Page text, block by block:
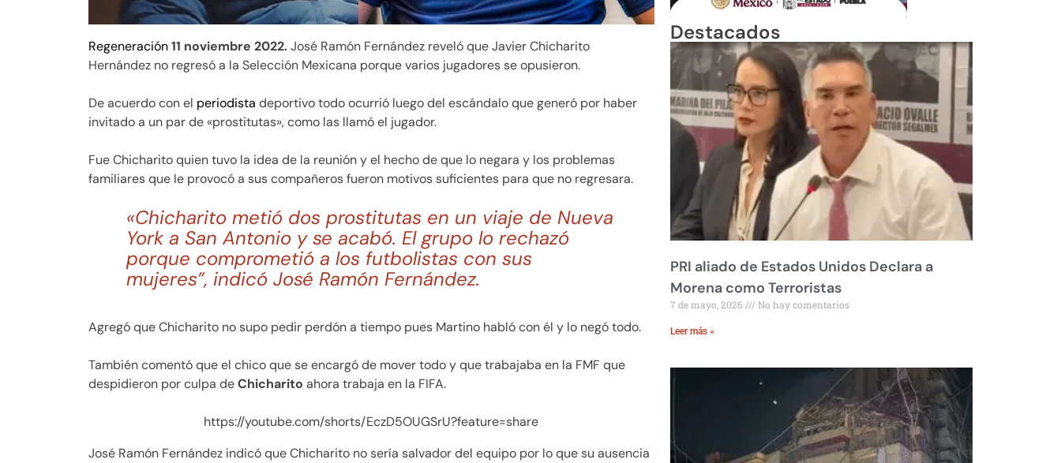
Regeneración11 noviembre 2022.José Ramón Fernández reveló que Javier Chicharito
Hernández no regresó a la Selección Mexicana porque varios jugadores se opusieron.
De acuerdo con el periodista deportivo todo ocurrió luego del escándalo que generó por haber
invitado a un par de «prostitutas», como las llamó el jugador.
Fue Chicharito quien tuvo la idea de la reunión y el hecho de que lo negara y los problemas
familiares que le provocó a sus compañeros fueron motivos suficientes para que no regresara.
«Chicharito metió dos prostitutas en un viaje de Nueva
York a San Antonio y se acabó. El grupo lo rechazó
porque comprometió a los futbolistas con sus
mujeres”, indicó José Ramón Fernández.
Agregó que Chicharito no supo pedir perdón a tiempo pues Martino habló con él y lo negó todo.
También comentó que el chico que se encargó de mover todo y que trabajaba en la FMF que
despidieron por culpa deChicharito ahora trabaja en la FIFA.
https://youtube.com/shorts/EczD5OUGSrU?feature=share
José Ramón Fernández indicó que Chicharito no sería salvador del equipo por lo que su ausencia
Destacados
PRI aliado de Estados Unidos Declara a
Morena como Terroristas
7 de mayo, 2026 No hay comentarios
Leer más »